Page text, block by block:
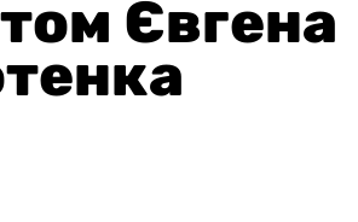
Євгена